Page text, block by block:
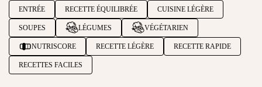
ENTRÉE RECETTE ÉQUILIBRÉE CUISINE LÉGÈRE
SOUPES LÉGUMES VÉGÉTARIEN
NUTRISCORE RECETTE LÉGÈRE RECETTE RAPIDE
RECETTES FACILES